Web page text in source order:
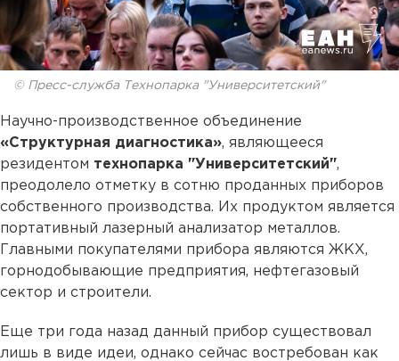
© Пресс-служба Технопарка "Университетский"
Научно-производственное объединение
«Структурная диагностика», являющееся
резидентом технопарка "Университетский",
преодолело отметку в сотню проданных приборов
собственного производства. Их продуктом является
портативный лазерный анализатор металлов.
Главными покупателями прибора являются ЖКХ,
горнодобывающие предприятия, нефтегазовый
сектор и строители.
Еще три года назад данный прибор существовал
лишь в виде идеи, однако сейчас востребован как